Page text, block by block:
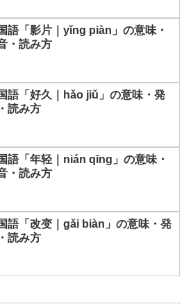
語「影片｜yǐng piàn」の意味・
・読み方
語「好久｜hǎo jiǔ」の意味・発
読み方
語「年轻｜nián qīng」の意味・
・読み方
語「改变｜gǎi biàn」の意味・発
読み方